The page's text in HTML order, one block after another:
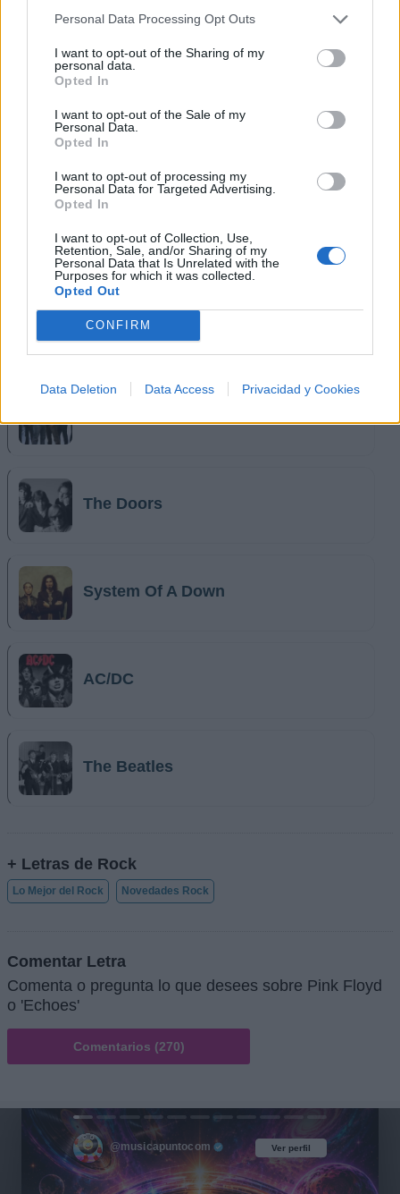
Personal Data Processing Opt Outs
I want to opt-out of the Sharing of my
personal data.
Opted In
I want to opt-out of the Sale of my
Personal Data.
Opted In
I want to opt-out of processing my
Personal Data for Targeted Advertising.
Opted In
I want to opt-out of Collection, Use,
Retention, Sale, and/or Sharing of my
Personal Data that Is Unrelated with the
Purposes for which it was collected.
Opted Out
CONFIRM
Data Deletion Data Access Privacidad y Cookies
Guns N' Roses
Queen
The Doors
System Of A Down
AC/DC
The Beatles
+ Letras de Rock
Lo Mejor del Rock Novedades Rock
Comentar Letra
Comenta o pregunta lo que desees sobre Pink Floyd
o 'Echoes'
Comentarios (270)
Ver perfil
@musicapuntocom Ver perfil